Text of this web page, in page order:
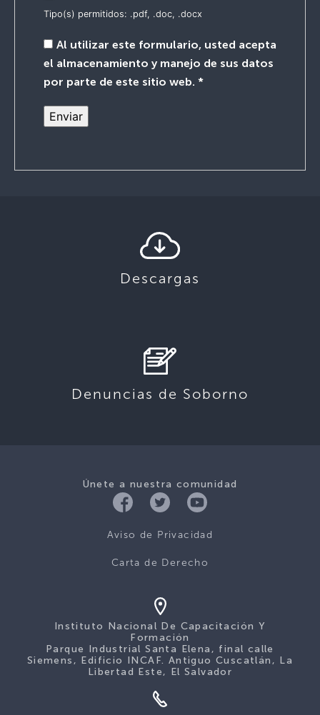
Tipo(s) permitidos: .pdf, .doc, .docx
Al utilizar este formulario, usted acepta
el almacenamiento y manejo de sus datos
por parte de este sitio web. *
Descargas
Denuncias de Soborno
Únete a nuestra comunidad
Aviso de Privacidad
Carta de Derecho
Instituto Nacional De Capacitación Y
Formación
Parque Industrial Santa Elena, final calle
Siemens, Edificio INCAF. Antiguo Cuscatlán, La
Libertad Este, El Salvador